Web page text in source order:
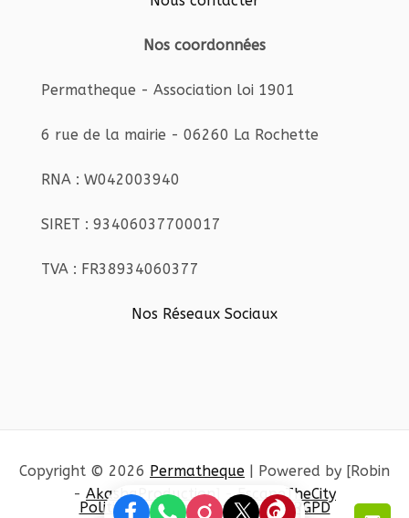
Nos coordonnées
Permatheque - Association loi 1901
6 rue de la mairie - 06260 La Rochette
RNA : W042003940
SIRET : 93406037700017
TVA : FR38934060377
Nos Réseaux Sociaux
Copyright © 2026 Permatheque | Powered by [Robin
- AkashaProduction] -EscapeTheCity
Politique de confidentialité et RGPD